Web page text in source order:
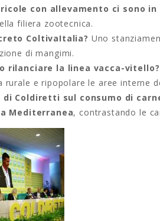
con allevamento ci sono in
filiera zootecnica.
ColtivaItalia? Uno
di mangimi.
rilanciare la linea vacca-vitello?
rurale e ripopolare le aree interne
di Coldiretti sul consumo di
Mediterranea, contrastando le